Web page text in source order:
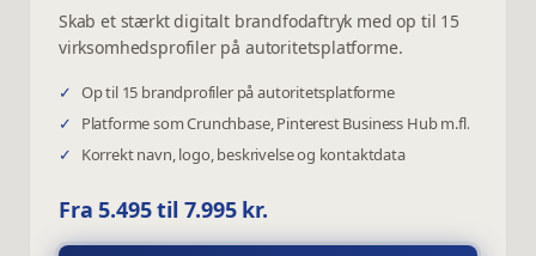
Skab et stærkt digitalt brandfodaftryk med op til 15
virksomhedsprofiler på autoritetsplatforme.
✓ Op til 15 brandprofiler på autoritetsplatforme
✓
Platforme som Crunchbase, Pinterest Business Hub m.fl.
✓
Korrekt navn, logo, beskrivelse og kontaktdata
Fra 5.495 til 7.995 kr.